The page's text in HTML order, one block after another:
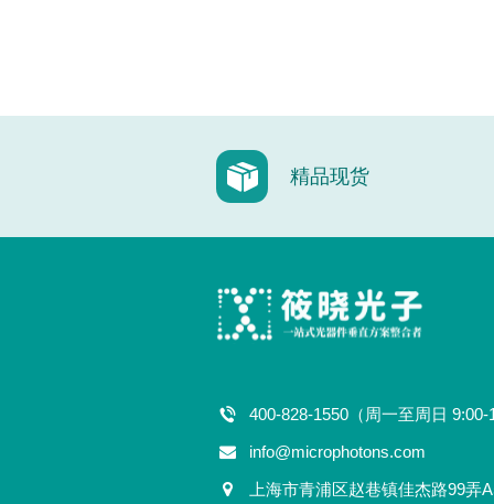
精品现货
400-828-1550（周一至周日 9:00-
info@microphotons.com
上海市青浦区赵巷镇佳杰路99弄